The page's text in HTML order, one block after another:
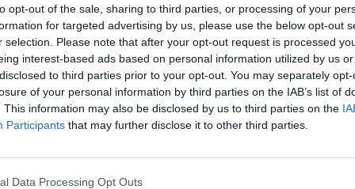
opt-out of the sale, sharing to third parties, or processing of your
for targeted advertising by us, please use the below opt-out
selection. Please note that after your opt-out request is processed
interest-based ads based on personal information utilized by us
to third parties prior to your opt-out. You may separately
of your personal information by third parties on the IAB’s list of
This information may also be disclosed by us to third parties on the
Participants that may further disclose it to other third parties.
Data Processing Opt Outs